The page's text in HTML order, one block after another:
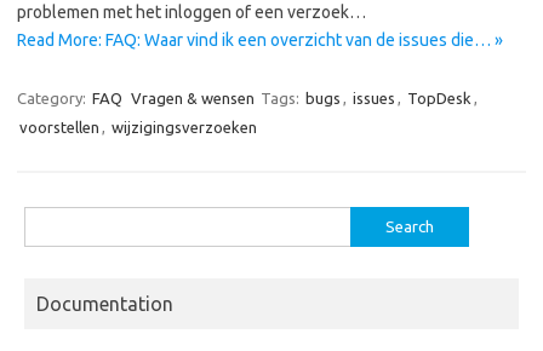
problemen met het inloggen of een verzoek…
Read More: FAQ: Waar vind ik een overzicht van de issues die… »
Category: FAQ Vragen & wensen Tags: bugs , issues , TopDesk ,
voorstellen , wijzigingsverzoeken
for:
Documentation